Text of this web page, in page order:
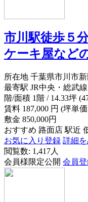
市川駅徒歩５
ケーキ屋など
所在地 千葉県市川市新
最寄駅 JR中央・総武
階/面積 1階 / 14.33坪
賃料 187,000 円 (坪単
敷金 850,000円
おすすめ 路面店 駅近
お気に入り登録 詳細を
閲覧数: 1,417人
会員様限定公開 会員